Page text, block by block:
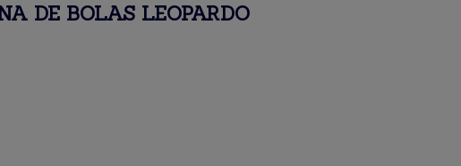
DE BOLAS LEOPARDO